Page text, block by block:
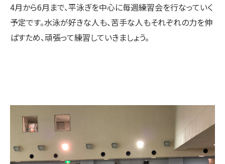
4月から6月まで、平泳ぎを中心に毎週練習会を行なっていく
予定です。水泳が好きな人も、苦手な人もそれぞれの力を伸
ばすため、頑張って練習していきましょう。